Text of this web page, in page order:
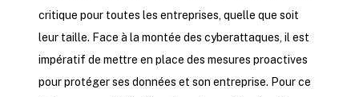
critique pour toutes les entreprises, quelle que soit
leur taille. Face à la montée des cyberattaques, il est
impératif de mettre en place des mesures proactives
pour protéger ses données et son entreprise. Pour ce